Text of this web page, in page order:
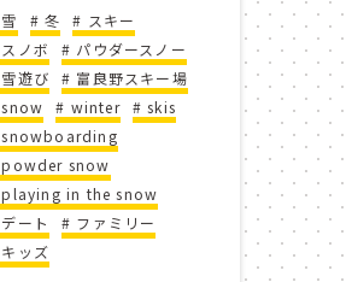
shisai no yu pan
furano ski area mori
le gaulois furano
ソーズバー 映像
雪 冬
スキー
スノボ
パウダースノー
雪遊び
富良野スキー場
snow
winter
skis
snowboarding
powder snow
playing in the snow
デート
ファミリー
キッズ